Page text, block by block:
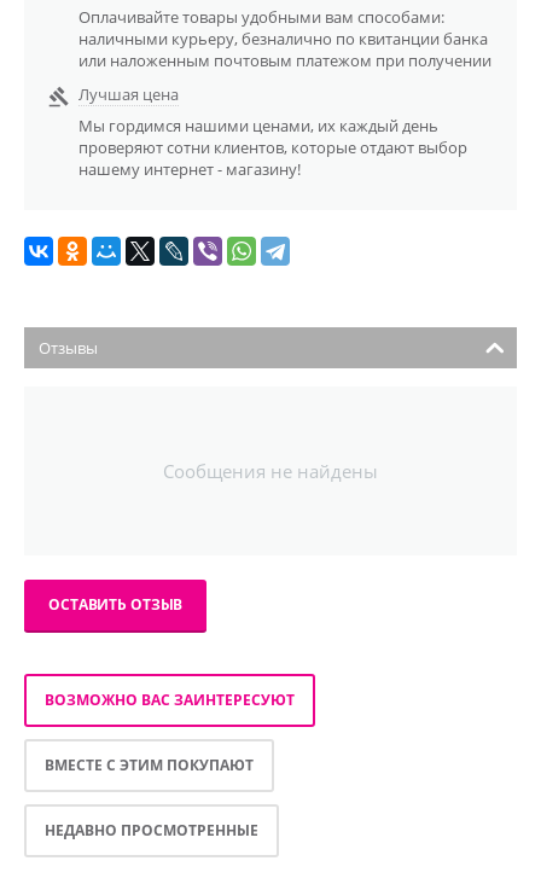
Оплачивайте товары удобными вам способами:
наличными курьеру, безналично по квитанции банка
или наложенным почтовым платежом при получении

Лучшая цена
Мы гордимся нашими ценами, их каждый день
проверяют сотни клиентов, которые отдают выбор
нашему интернет - магазину!
Отзывы
Сообщения не найдены
ОСТАВИТЬ ОТЗЫВ
ВОЗМОЖНО ВАС ЗАИНТЕРЕСУЮТ
ВМЕСТЕ С ЭТИМ ПОКУПАЮТ
НЕДАВНО ПРОСМОТРЕННЫЕ